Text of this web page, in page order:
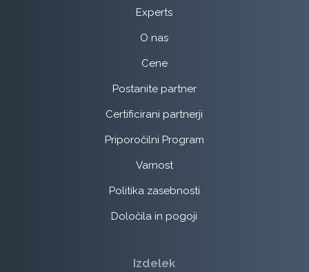
Experts
O nas
Cene
Postanite partner
Certificirani partnerji
Priporočilni Program
Varnost
Politika zasebnosti
Določila in pogoji
Izdelek